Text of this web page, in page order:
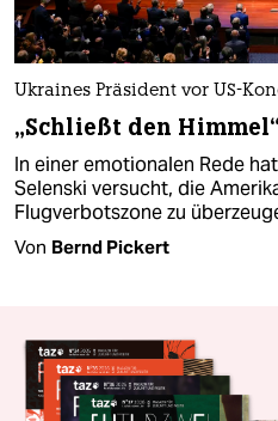
Ukraines Präsident vor US-
„Schließt den Himmel“
In einer emotionalen Rede
Selenski versucht, die
Flugverbotszone zu
Von Bernd Pickert